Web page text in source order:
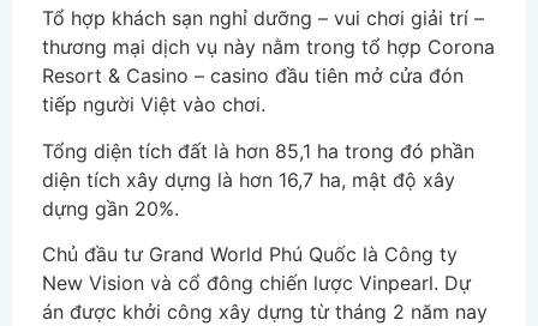
Tổ hợp khách sạn nghỉ dưỡng – vui chơi giải trí –
thương mại dịch vụ này nằm trong tổ hợp Corona
Resort & Casino – casino đầu tiên mở cửa đón
tiếp người Việt vào chơi.
Tổng diện tích đất là hơn 85,1 ha trong đó phần
diện tích xây dựng là hơn 16,7 ha, mật độ xây
dựng gần 20%.
Chủ đầu tư Grand World Phú Quốc là Công ty
New Vision và cổ đông chiến lược Vinpearl. Dự
án được khởi công xây dựng từ tháng 2 năm nay